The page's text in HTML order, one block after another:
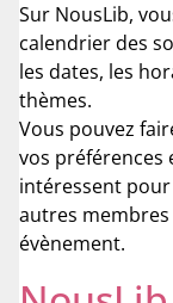
Sur NousLib,
calendrier des
les dates, les
thèmes.
Vous pouvez
vos préférences
intéressent
autres
évènement.